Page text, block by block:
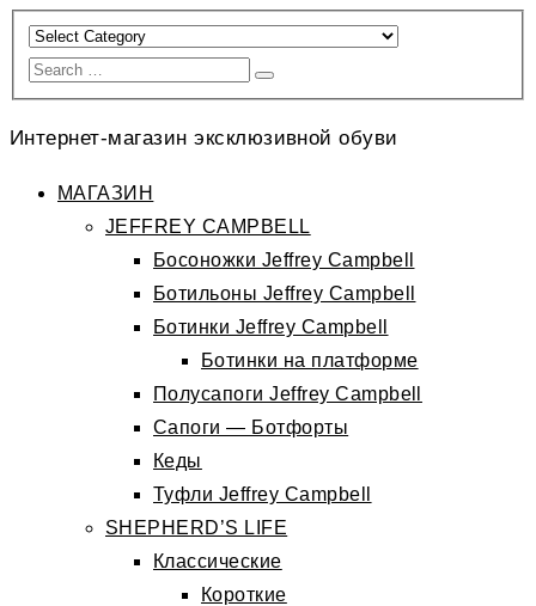
Интернет-магазин эксклюзивной обуви
МАГАЗИН
JEFFREY CAMPBELL
Босоножки Jeffrey Campbell
Ботильоны Jeffrey Campbell
Ботинки Jeffrey Campbell
Ботинки на платформе
Полусапоги Jeffrey Campbell
Сапоги — Ботфорты
Кеды
Туфли Jeffrey Campbell
SHEPHERD’S LIFE
Классические
Короткие